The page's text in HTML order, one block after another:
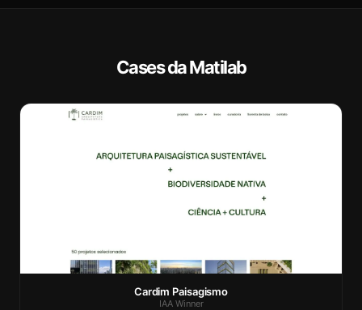
Cases da Matilab
Cardim Paisagismo
IAA Winner